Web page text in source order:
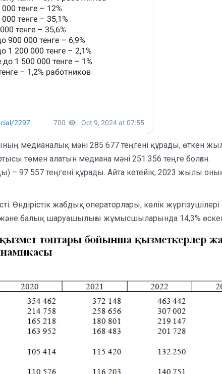
медианалық мәні 285 677 теңгені құрады, өткен
төмен алатын медиана мәні 251 356 теңге болған.
– 97 557 теңгені құрады. Айта кетейік, 2023 жылы
Өндірістік жабдық операторлары, көлік
балық шаруашылығы жұмысшыларында 14,3%